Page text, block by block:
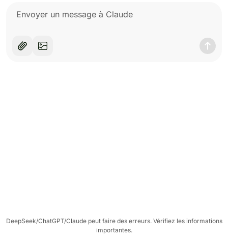
DeepSeek/ChatGPT/Claude peut faire des erreurs. Vérifiez les informations
importantes.